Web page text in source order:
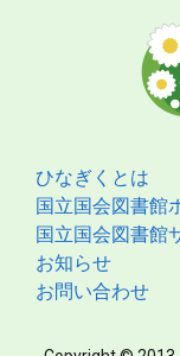
ひなぎくとは
国立国会図書館
国立国会図書館
お知らせ
お問い合わせ